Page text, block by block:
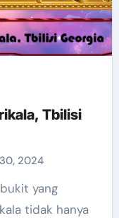
Tbilisi
2024
tidak hanya